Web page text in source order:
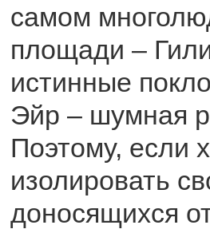
самом
площади –
истинные
Эйр – шумная
Поэтому, если
изолировать
доносящихся